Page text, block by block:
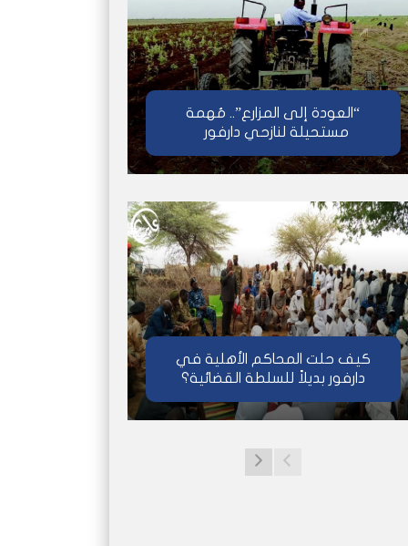
“العودة إلى المزارع”.. مُهمة
مستحيلة لنازحي دارفور
كيف حلت المحاكم الأهلية في
دارفور بديلاً للسلطة القضائية؟